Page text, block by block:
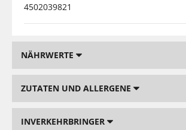
4502039821
NÄHRWERTE
ZUTATEN UND ALLERGENE
INVERKEHRBRINGER